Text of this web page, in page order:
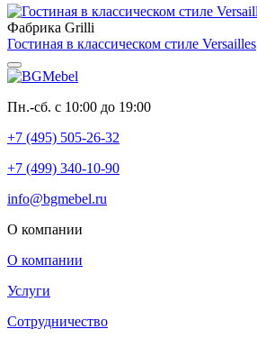
Фабрика Grilli
Гостиная в классическом стиле Versailles
Пн.-сб. с 10:00 до 19:00
+7 (495) 505-26-32
+7 (499) 340-10-90
info@bgmebel.ru
О компании
О компании
Услуги
Сотрудничество